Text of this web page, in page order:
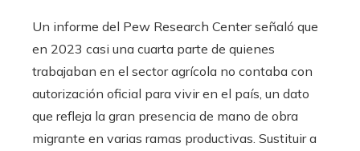
Un informe del Pew Research Center señaló que
en 2023 casi una cuarta parte de quienes
trabajaban en el sector agrícola no contaba con
autorización oficial para vivir en el país, un dato
que refleja la gran presencia de mano de obra
migrante en varias ramas productivas. Sustituir a